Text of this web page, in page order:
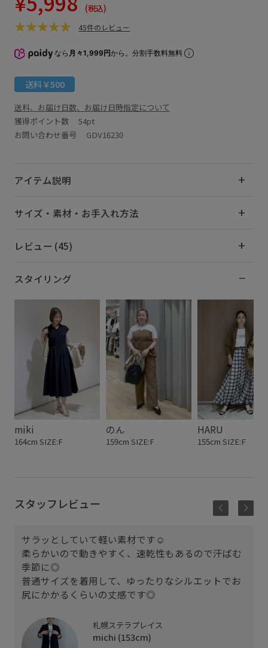
(税込)
45件のレビュー
なら 月々1,999円から。分割手数料無料
送料￥500
送料、お届け日数、お届け日時指定について
獲得ポイント数 54pt
お問い合わせ番号 GDV16230
アイテム説明
サイズ・素材・お手入れ方法
レビュー (45)
スタイリング
miki
164cm SIZE:F
のん
159cm SIZE:F
HARU
155cm SIZE:F
スタッフレビュー
サラッとしていて軽い素材です☺︎
柔らかいので動きやすく、速乾性もあるので汗ばむ
季節に◎
普通サイズを着用して、ゆったりなシルエットでお
尻にかかるくらいの丈感です◎
札幌ステラプレイス
michi (153cm)